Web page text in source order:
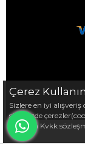
Çerez
Sizlere en iyi
sitemizde
bilgi için Kvkk